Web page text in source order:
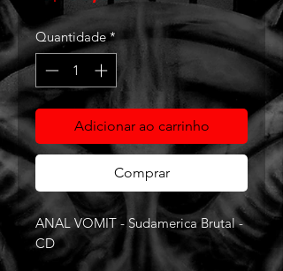
Quantidade *
Adicionar ao carrinho
Comprar
ANAL VOMIT - Sudamerica Brutal -
CD